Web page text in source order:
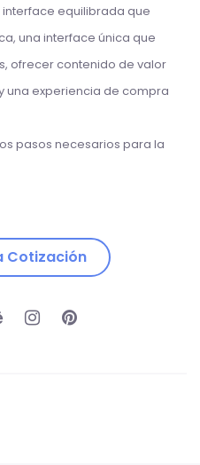
interface equilibrada que
una interface única que
ofrecer contenido de valor
una experiencia de compra
pasos necesarios para la
Cotización